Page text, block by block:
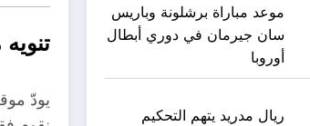
موعد مباراة برشلونة وباريس
سان جيرمان في دوري أبطال
أوروبا
ريال مدريد يتهم التحكيم
يودّ